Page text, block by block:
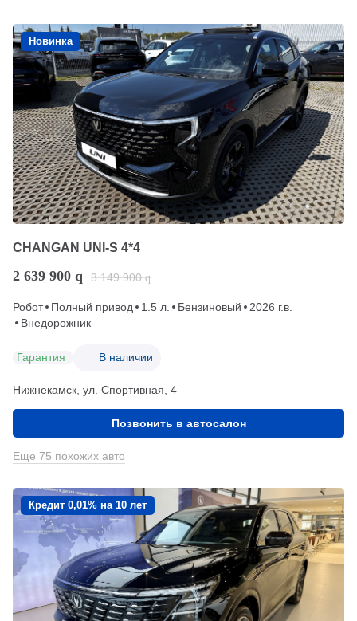
Новинка
CHANGAN UNI-S 4*4
2 639 900 q 3 149 900 q
Робот Полный привод 1.5 л. Бензиновый
2026 г.в.
Внедорожник
Гарантия В наличии
Нижнекамск, ул. Спортивная, 4
Позвонить в автосалон
Еще 75 похожих авто
Кредит 0,01% на 10 лет